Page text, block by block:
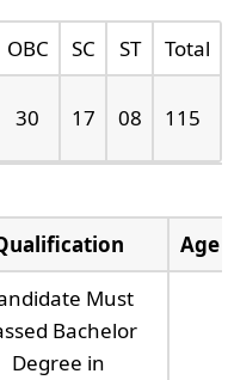
OBC SC ST
Total
30 17 08 115
Age
Must
Bachelor
Degree in